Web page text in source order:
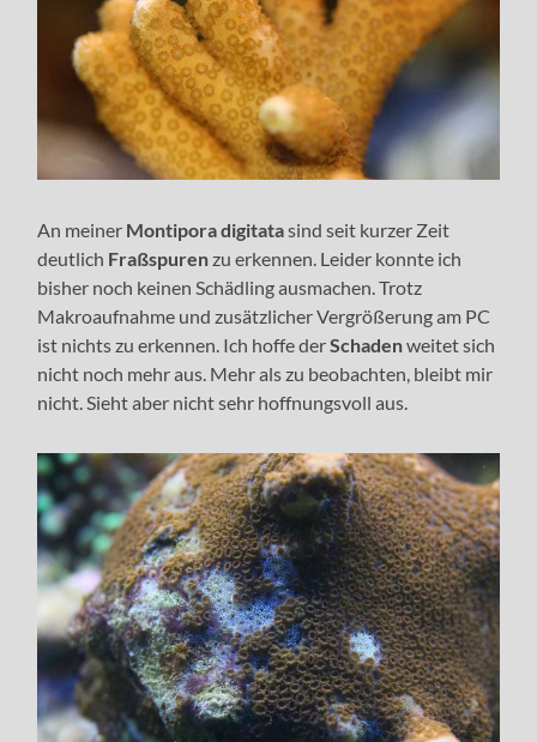
An meiner Montipora digitatasind seit kurzer Zeit
deutlich Fraßspurenzu erkennen. Leider konnte ich
bisher noch keinen Schädling ausmachen. Trotz
Makroaufnahme und zusätzlicher Vergrößerung am PC
ist nichts zu erkennen. Ich hoffe derSchadenweitet sich
nicht noch mehr aus. Mehr als zu beobachten, bleibt mir
nicht. Sieht aber nicht sehr hoffnungsvoll aus.